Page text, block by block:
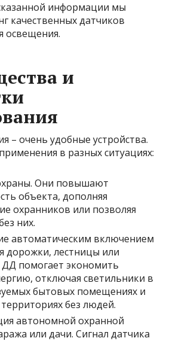
информации мы
качественных датчиков
освещения.
и
– очень удобные устройства.
в разных ситуациях:
Они повышают
объекта, дополняя
охранников или позволяя
них.
автоматическим включением
дорожки, лестницы или
ДД помогает экономить
отключая светильники в
бытовых помещениях и
без людей.
автономной охранной
или дачи. Сигнал датчика